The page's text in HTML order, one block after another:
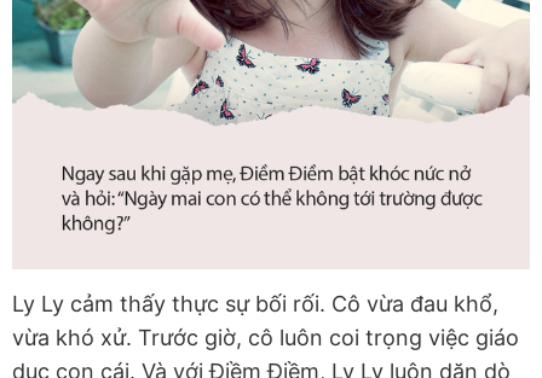
Ly Ly cảm thấy thực sự bối rối. Cô vừa đau khổ,
vừa khó xử. Trước giờ, cô luôn coi trọng việc giáo
dục con cái. Và với Điềm Điềm, Ly Ly luôn dặn dò